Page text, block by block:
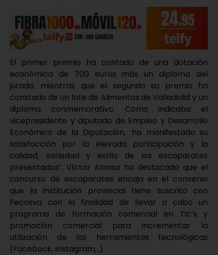
El primer premio ha contado de una dotación
económica de 700 euros más un diploma del
jurado, mientras que el segundo su premio ha
constado de un lote de Alimentos de Valladolid y un
diploma conmemorativo. Como indicaba el
vicepresidente y diputado de Empleo y Desarrollo
Económico de la Diputación, ‘ha manifestado su
satisfacción por la elevada participación y la
calidad, variedad y estilo de los escaparates
presentados’. Víctor Alonso ha destacado que el
concurso de escaparates encaja en el convenio
que la institución provincial tiene suscrito con
Fecosva con la finalidad de llevar a cabo un
programa de formación comercial en Tic’s y
promoción comercial para incrementar la
utilización de las herramientas tecnológicas
(Facebook, Instagram,..)